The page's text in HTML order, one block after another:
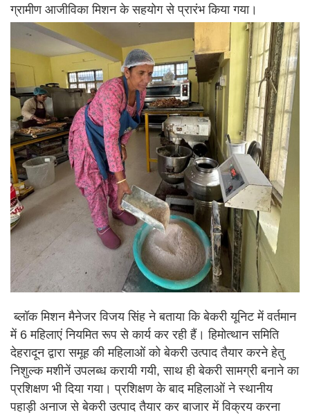
ग्रामीण आजीविका मिशन के सहयोग से प्रारंभ किया गया।
ब्लॉक मिशन मैनेजर विजय सिंह ने बताया कि बेकरी यूनिट में वर्तमान
में 6 महिलाएं नियमित रूप से कार्य कर रही हैं। हिमोत्थान समिति
देहरादून द्वारा समूह की महिलाओं को बेकरी उत्पाद तैयार करने हेतु
निशुल्क मशीनें उपलब्ध करायी गयी, साथ ही बेकरी सामग्री बनाने का
प्रशिक्षण भी दिया गया। प्रशिक्षण के बाद महिलाओं ने स्थानीय
पहाड़ी अनाज से बेकरी उत्पाद तैयार कर बाजार में विक्रय करना